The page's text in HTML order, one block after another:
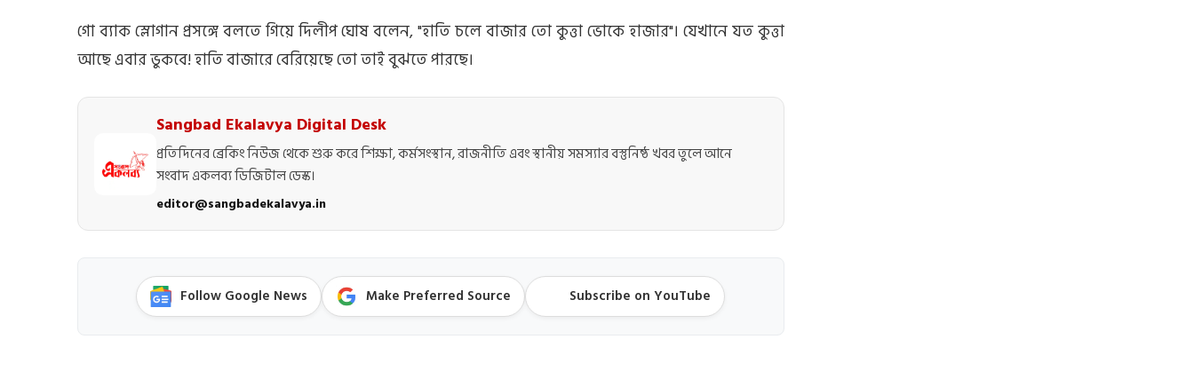
গো ব্যাক স্লোগান প্রসঙ্গে বলতে গিয়ে দিলীপ ঘোষ বলেন, "হাতি চলে বাজার তো কুত্তা ভোকে হাজার"। যেখানে যত কুত্তা
আছে এবার ভুকবে! হাতি বাজারে বেরিয়েছে তো তাই বুঝতে পারছে।
Sangbad Ekalavya Digital Desk
প্রতিদিনের ব্রেকিং নিউজ থেকে শুরু করে শিক্ষা, কর্মসংস্থান, রাজনীতি এবং স্থানীয় সমস্যার বস্তুনিষ্ঠ খবর তুলে আনে
সংবাদ একলব্য ডিজিটাল ডেস্ক।
editor@sangbadekalavya.in
Follow Google News Make Preferred Source Subscribe on YouTube